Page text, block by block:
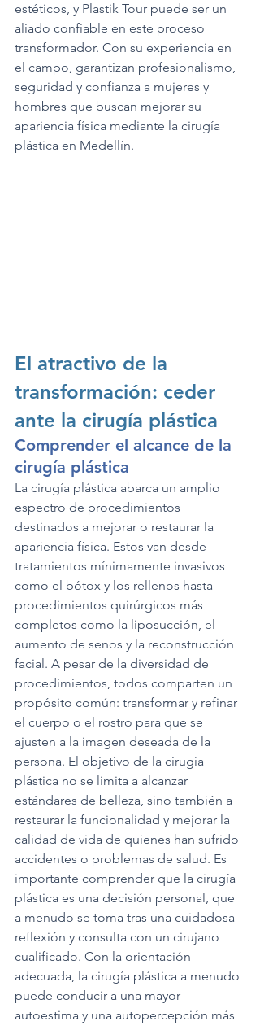
estéticos, y Plastik Tour puede ser un
aliado confiable en este proceso
transformador. Con su experiencia en
el campo, garantizan profesionalismo,
seguridad y confianza a mujeres y
hombres que buscan mejorar su
apariencia física mediante la cirugía
plástica en Medellín.
El atractivo de la
transformación: ceder
ante la cirugía plástica
Comprender el alcance de la
cirugía plástica
La cirugía plástica abarca un amplio
espectro de procedimientos
destinados a mejorar o restaurar la
apariencia física. Estos van desde
tratamientos mínimamente invasivos
como el bótox y los rellenos hasta
procedimientos quirúrgicos más
completos como la liposucción, el
aumento de senos y la reconstrucción
facial. A pesar de la diversidad de
procedimientos, todos comparten un
propósito común: transformar y refinar
el cuerpo o el rostro para que se
ajusten a la imagen deseada de la
persona. El objetivo de la cirugía
plástica no se limita a alcanzar
estándares de belleza, sino también a
restaurar la funcionalidad y mejorar la
calidad de vida de quienes han sufrido
accidentes o problemas de salud. Es
importante comprender que la cirugía
plástica es una decisión personal, que
a menudo se toma tras una cuidadosa
reflexión y consulta con un cirujano
cualificado. Con la orientación
adecuada, la cirugía plástica a menudo
puede conducir a una mayor
autoestima y una autopercepción más